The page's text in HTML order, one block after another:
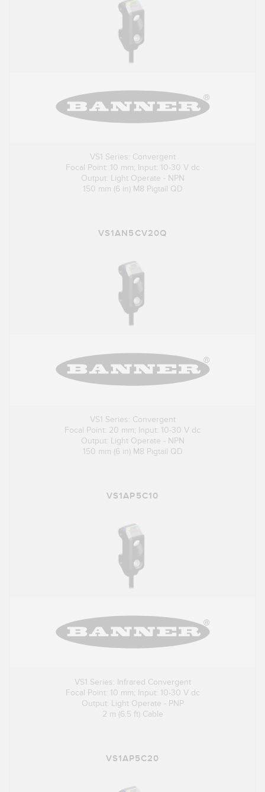
VS1 Series: Convergent
Focal Point: 10 mm; Input: 10-30 V dc
Output: Light Operate - NPN
150 mm (6 in) M8 Pigtail QD
VS1AN5CV20Q
VS1 Series: Convergent
Focal Point: 20 mm; Input: 10-30 V dc
Output: Light Operate - NPN
150 mm (6 in) M8 Pigtail QD
VS1AP5C10
VS1 Series: Infrared Convergent
Focal Point: 10 mm; Input: 10-30 V dc
Output: Light Operate - PNP
2 m (6.5 ft) Cable
VS1AP5C20